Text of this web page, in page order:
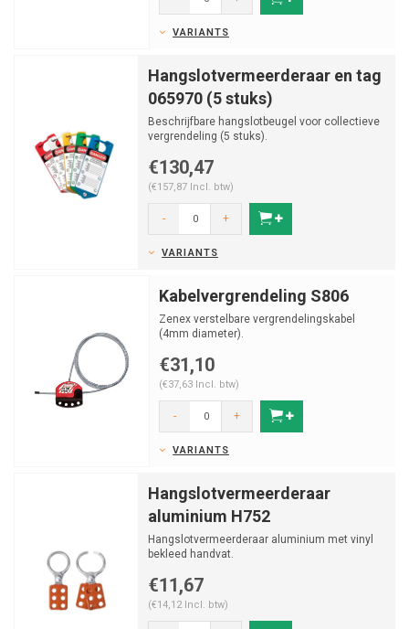
VARIANTS
Hangslotvermeerderaar en tag
065970 (5 stuks)
Beschrijfbare hangslotbeugel voor collectieve
vergrendeling (5 stuks).
€130,47
(€157,87 Incl. btw)
- +
VARIANTS
Kabelvergrendeling S806
Zenex verstelbare vergrendelingskabel
(4mm diameter).
€31,10
(€37,63 Incl. btw)
- +
VARIANTS
Hangslotvermeerderaar
aluminium H752
Hangslotvermeerderaar aluminium met vinyl
bekleed handvat.
€11,67
(€14,12 Incl. btw)